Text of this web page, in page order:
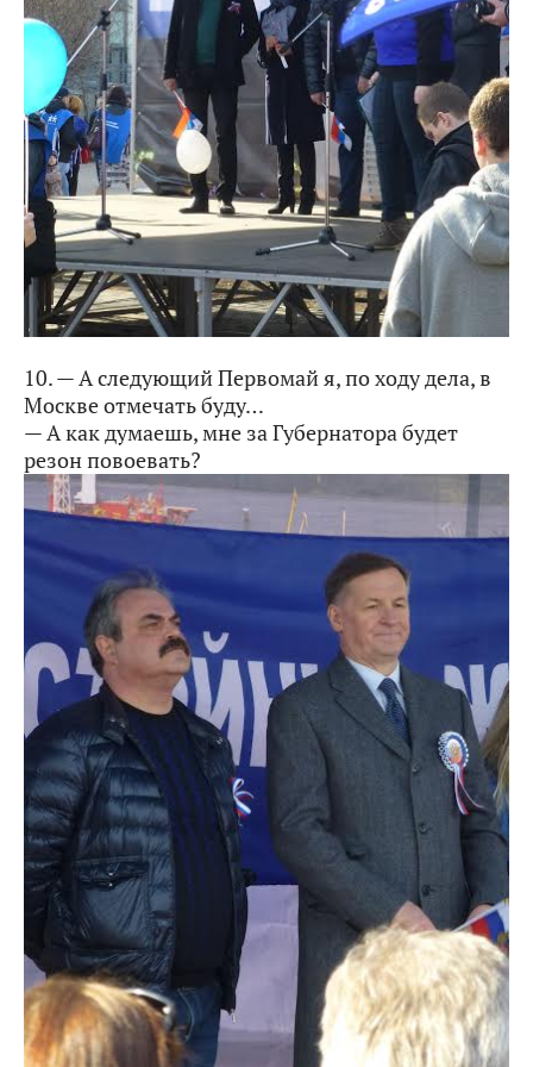
10. — А следующий Первомай я, по ходу дела, в
Москве отмечать буду…
— А как думаешь, мне за Губернатора будет
резон повоевать?